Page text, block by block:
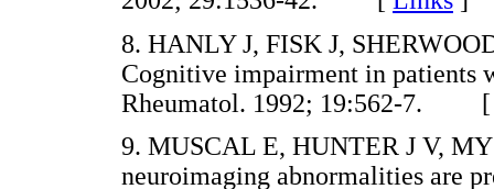
8. HANLY J, FISK J,
Cognitive impairment in patients
Rheumatol. 1992; 19:562-7.
9. MUSCAL E, HUNTER J V,
neuroimaging abnormalities are